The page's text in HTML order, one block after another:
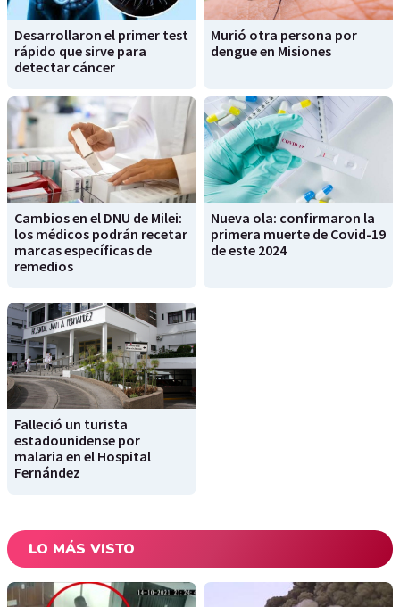
Desarrollaron el primer test
rápido que sirve para
detectar cáncer
Murió otra persona por
dengue en Misiones
Cambios en el DNU de Milei:
los médicos podrán recetar
marcas específicas de
remedios
Nueva ola: confirmaron la
primera muerte de Covid-19
de este 2024
Falleció un turista
estadounidense por
malaria en el Hospital
Fernández
LO MÁS VISTO